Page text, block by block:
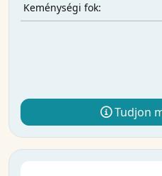
Keménységi fok:
Tudjon